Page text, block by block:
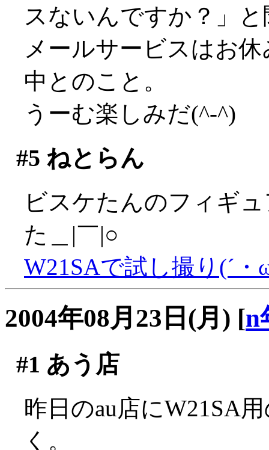
スないんですか？」
メールサービスはお
中とのこと。
うーむ楽しみだ(^-^)
#5 ねとらん
ビスケたんのフィギ
た＿|￣|○
W21SAで試し撮り(´・
2004年08月23日(月) [n
#1 あう店
昨日のau店にW21SA
く。